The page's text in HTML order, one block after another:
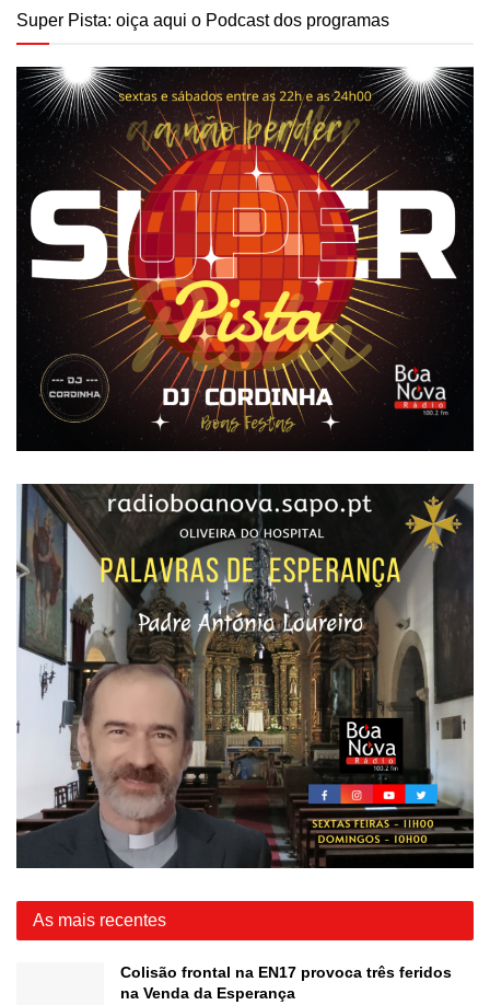
Super Pista: oiça aqui o Podcast dos programas
As mais recentes
Colisão frontal na EN17 provoca três feridos
na Venda da Esperança